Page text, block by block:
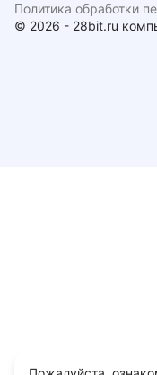
© 2026 - 28bit.ru
Политика обработки